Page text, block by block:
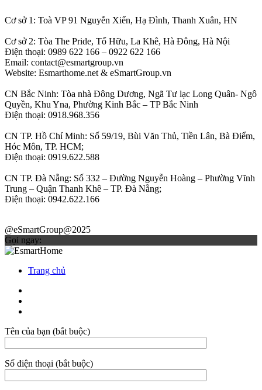
Cơ sở 1: Toà VP 91 Nguyễn Xiển, Hạ Đình, Thanh Xuân, HN
Cơ sở 2: Tòa The Pride, Tố Hữu, La Khê, Hà Đông, Hà Nội
Điện thoại: 0989 622 166 – 0922 622 166
Email: contact@esmartgroup.vn
Website: Esmarthome.net & eSmartGroup.vn
CN Bắc Ninh: Tòa nhà Đông Dương, Ngã Tư lạc Long Quân- Ngô
Quyền, Khu Yna, Phường Kinh Bắc – TP Bắc Ninh
Điện thoại: 0918.968.356
CN TP. Hồ Chí Minh: Số 59/19, Bùi Văn Thủ, Tiền Lân, Bà Điểm,
Hóc Môn, TP. HCM;
Điện thoại: 0919.622.588
CN TP. Đà Nẵng: Số 332 – Đường Nguyễn Hoàng – Phường Vĩnh
Trung – Quận Thanh Khê – TP. Đà Nẵng;
Điện thoại: 0942.622.166
@eSmartGroup@2025
Gọi ngay:
Trang chủ
Tên của bạn (bắt buộc)
Số điện thoại (bắt buộc)